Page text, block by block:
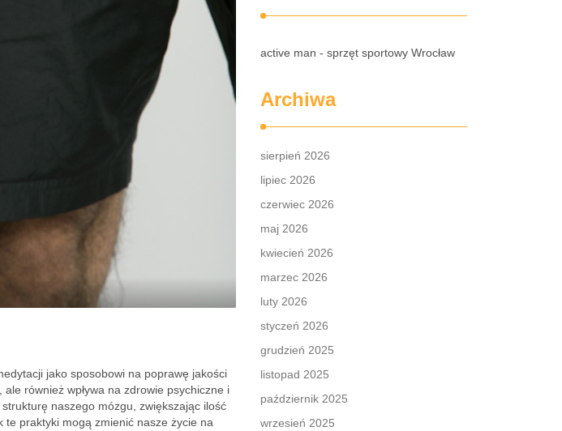
jako sposobowi na poprawę jakości
również wpływa na zdrowie psychiczne i
naszego mózgu, zwiększając ilość
praktyki mogą zmienić nasze życie na
active man - sprzęt sportowy Wrocław
Archiwa
sierpień 2026
lipiec 2026
czerwiec 2026
maj 2026
kwiecień 2026
marzec 2026
luty 2026
styczeń 2026
grudzień 2025
listopad 2025
październik 2025
wrzesień 2025